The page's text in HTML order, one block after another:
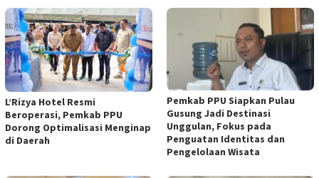
L’Rizya Hotel Resmi
Beroperasi, Pemkab PPU
Dorong Optimalisasi Menginap
di Daerah
Pemkab PPU Siapkan Pulau
Gusung Jadi Destinasi
Unggulan, Fokus pada
Penguatan Identitas dan
Pengelolaan Wisata